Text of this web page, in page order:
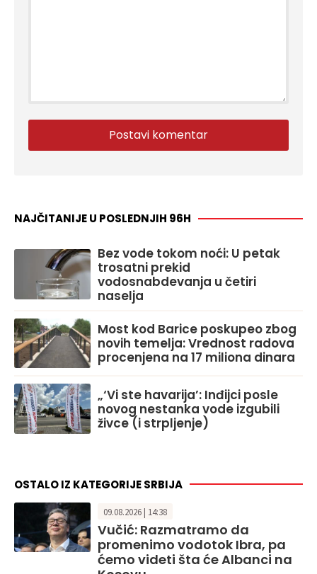
NAJČITANIJE U POSLEDNJIH 96H
Bez vode tokom noći: U petak
trosatni prekid
vodosnabdevanja u četiri
naselja
Most kod Barice poskupeo zbog
novih temelja: Vrednost radova
procenjena na 17 miliona dinara
„‘Vi ste havarija’: Inđijci posle
novog nestanka vode izgubili
živce (i strpljenje)
OSTALO IZ KATEGORIJE SRBIJA
09.08.2026 | 14:38
Vučić: Razmatramo da
promenimo vodotok Ibra, pa
ćemo videti šta će Albanci na